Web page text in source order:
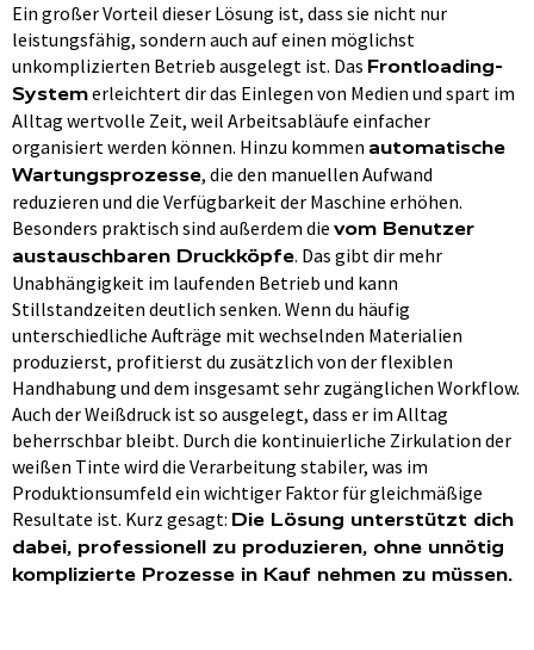
Ein großer Vorteil dieser Lösung ist, dass sie nicht nur
leistungsfähig, sondern auch auf einen möglichst
unkomplizierten Betrieb ausgelegt ist. Das Frontloading-
Systemerleichtert dir das Einlegen von Medien und spart im
Alltag wertvolle Zeit, weil Arbeitsabläufe einfacher
organisiert werden können. Hinzu kommen automatische
Wartungsprozesse, die den manuellen Aufwand
reduzieren und die Verfügbarkeit der Maschine erhöhen.
Besonders praktisch sind außerdem die vom Benutzer
austauschbaren Druckköpfe. Das gibt dir mehr
Unabhängigkeit im laufenden Betrieb und kann
Stillstandzeiten deutlich senken. Wenn du häufig
unterschiedliche Aufträge mit wechselnden Materialien
produzierst, profitierst du zusätzlich von der flexiblen
Handhabung und dem insgesamt sehr zugänglichen Workflow.
Auch der Weißdruck ist so ausgelegt, dass er im Alltag
beherrschbar bleibt. Durch die kontinuierliche Zirkulation der
weißen Tinte wird die Verarbeitung stabiler, was im
Produktionsumfeld ein wichtiger Faktor für gleichmäßige
Resultate ist. Kurz gesagt: Die Lösung unterstützt dich
dabei, professionell zu produzieren, ohne unnötig
komplizierte Prozesse in Kauf nehmen zu müssen.